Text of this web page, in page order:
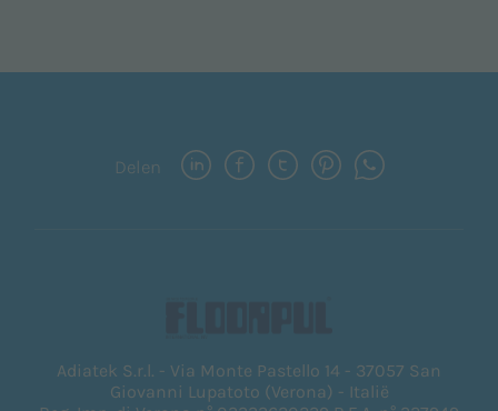
Delen
Adiatek S.r.l. - Via Monte Pastello 14 - 37057 San
Giovanni Lupatoto (Verona) - Italië